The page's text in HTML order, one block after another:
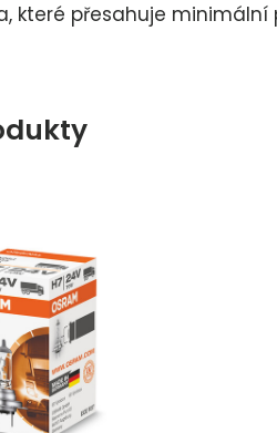
které přesahuje minimální